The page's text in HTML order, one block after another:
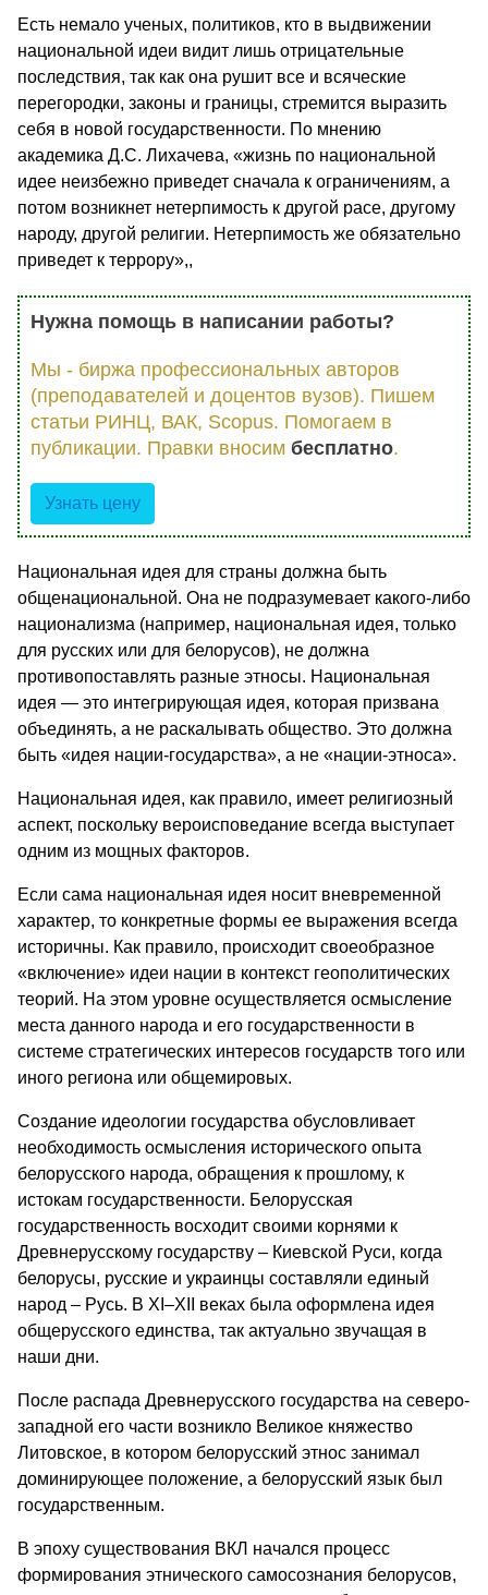
Есть немало ученых, политиков, кто в выдвижении
национальной идеи видит лишь отрицательные
последствия, так как она рушит все и всяческие
перегородки, законы и границы, стремится выразить
себя в новой государственности. По мнению
академика Д.С. Лихачева, «жизнь по национальной
идее неизбежно приведет сначала к ограничениям, а
потом возникнет нетерпимость к другой расе, другому
народу, другой религии. Нетерпимость же обязательно
приведет к террору»,,
Нужна помощь в написании работы?
Мы - биржа профессиональных авторов
(преподавателей и доцентов вузов). Пишем
статьи РИНЦ, ВАК, Scopus. Помогаем в
публикации. Правки вносим бесплатно.
Узнать цену
Национальная идея для страны должна быть
общенациональной. Она не подразумевает какого-либо
национализма (например, национальная идея, только
для русских или для белорусов), не должна
противопоставлять разные этносы. Национальная
идея — это интегрирующая идея, которая призвана
объединять, а не раскалывать общество. Это должна
быть «идея нации-государства», а не «нации-этноса».
Национальная идея, как правило, имеет религиозный
аспект, поскольку вероисповедание всегда выступает
одним из мощных факторов.
Если сама национальная идея носит вневременной
характер, то конкретные формы ее выражения всегда
историчны. Как правило, происходит своеобразное
«включение» идеи нации в контекст геополитических
теорий. На этом уровне осуществляется осмысление
места данного народа и его государственности в
системе стратегических интересов государств того или
иного региона или общемировых.
Создание идеологии государства обусловливает
необходимость осмысления исторического опыта
белорусского народа, обращения к прошлому, к
истокам государственности. Белорусская
государственность восходит своими корнями к
Древнерусскому государству – Киевской Руси, когда
белорусы, русские и украинцы составляли единый
народ – Русь. В XI–XII веках была оформлена идея
общерусского единства, так актуально звучащая в
наши дни.
После распада Древнерусского государства на северо-
западной его части возникло Великое княжество
Литовское, в котором белорусский этнос занимал
доминирующее положение, а белорусский язык был
государственным.
В эпоху существования ВКЛ начался процесс
формирования этнического самосознания белорусов,